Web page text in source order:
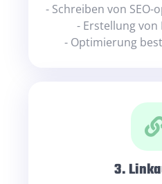
- Schreiben von
- Erstellung
- Optimierung
3.